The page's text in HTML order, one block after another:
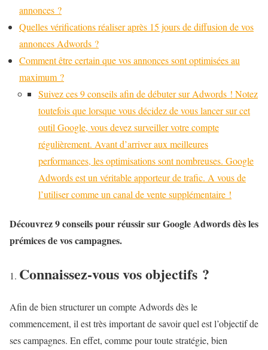
annonces ?
Quelles vérifications réaliser après 15 jours de diffusion de vos
annonces Adwords ?
Comment être certain que vos annonces sont optimisées au
maximum ?
Suivez ces 9 conseils afin de débuter sur Adwords ! Notez
toutefois que lorsque vous décidez de vous lancer sur cet
outil Google, vous devez surveiller votre compte
régulièrement. Avant d’arriver aux meilleures
performances, les optimisations sont nombreuses. Google
Adwords est un véritable apporteur de trafic. A vous de
l’utiliser comme un canal de vente supplémentaire !
Découvrez 9 conseils pour réussir sur Google Adwords dès les
prémices de vos campagnes.
Connaissez-vous vos objectifs ?
Afin de bien structurer un compte Adwords dès le
commencement, il est très important de savoir quel est l’objectif de
ses campagnes. En effet, comme pour toute stratégie, bien